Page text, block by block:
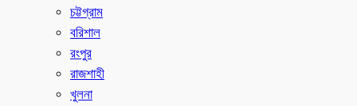
চট্টগ্রাম
বরিশাল
রংপুর
রাজশাহী
খুলনা